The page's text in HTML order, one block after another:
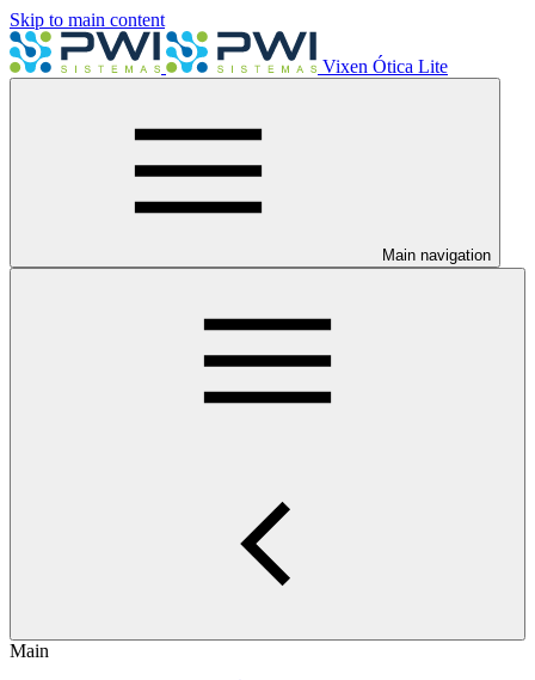
Skip to main content
Vixen Ótica Lite
Main navigation
Main